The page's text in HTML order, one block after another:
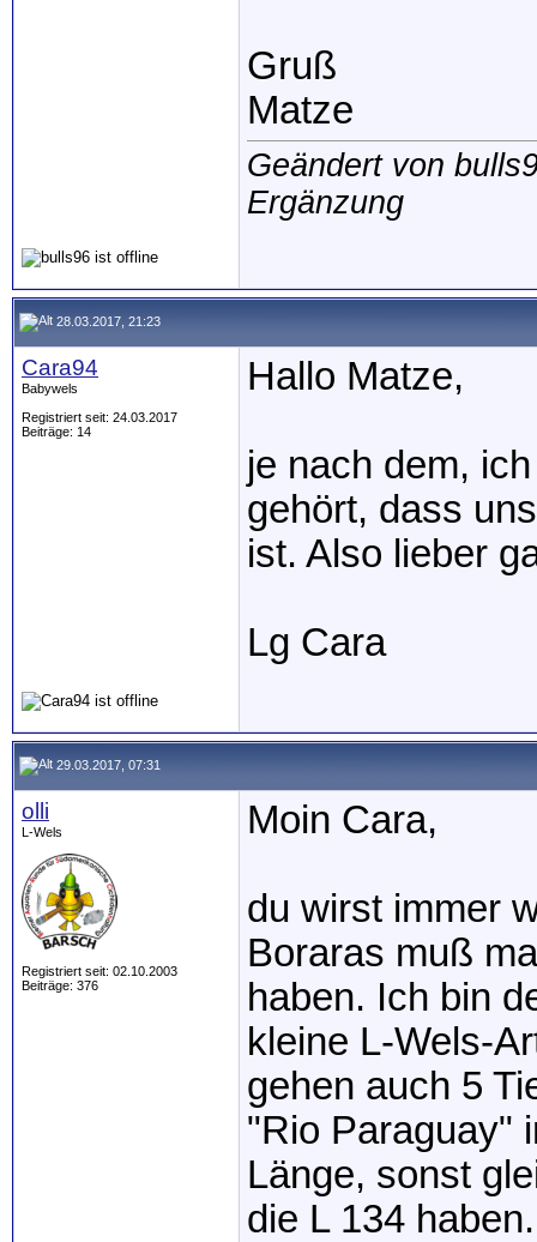
Gruß
Matze
Geändert von
Ergänzung
28.03.2017, 21:23
Cara94
Babywels
Registriert seit: 24.03.2017
Beiträge: 14
Hallo Matze,
je nach dem,
gehört, dass
ist. Also lieber
Lg Cara
29.03.2017, 07:31
olli
L-Wels
Registriert seit: 02.10.2003
Beiträge: 376
Moin Cara,
du wirst immer
Boraras muß
haben. Ich bin
kleine L-Wels-
gehen auch 5
"Rio Paraguay"
Länge, sonst
die L 134